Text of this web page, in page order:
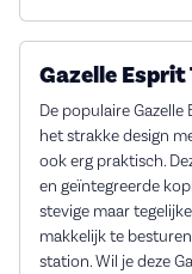
Gazelle
De populaire
het strakke design
ook erg praktisch.
en geïntegreerde
stevige maar
makkelijk te
station. Wil je deze